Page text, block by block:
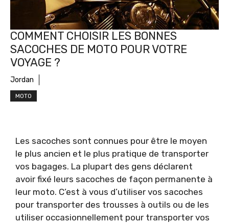
COMMENT CHOISIR LES BONNES
SACOCHES DE MOTO POUR VOTRE
VOYAGE ?
Jordan
MOTO
Les sacoches sont connues pour être le moyen
le plus ancien et le plus pratique de transporter
vos bagages. La plupart des gens déclarent
avoir fixé leurs sacoches de façon permanente à
leur moto. C’est à vous d’utiliser vos sacoches
pour transporter des trousses à outils ou de les
utiliser occasionnellement pour transporter vos